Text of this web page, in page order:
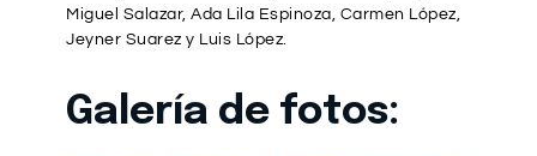
Miguel Salazar, Ada Lila Espinoza, Carmen López,
Jeyner Suarez y Luis López.
Galería de fotos: